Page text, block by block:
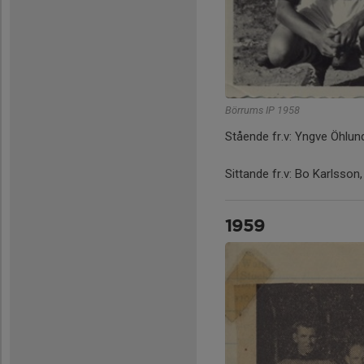
Börrums IP 1958
Stående fr.v: Yngve
Sittande fr.v: Bo
1959